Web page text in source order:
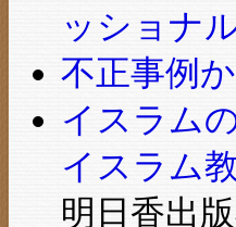
ッショナ
不正事例
イスラム
イスラム
明日香出